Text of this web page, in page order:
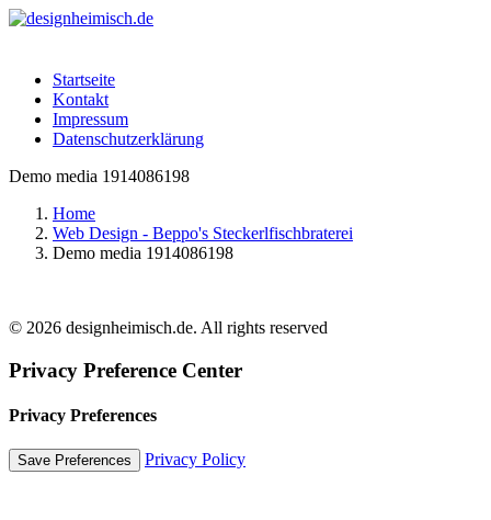
Startseite
Kontakt
Impressum
Datenschutzerklärung
Demo media 1914086198
Home
Web Design - Beppo's Steckerlfischbraterei
Demo media 1914086198
© 2026 designheimisch.de. All rights reserved
Privacy Preference Center
Privacy Preferences
Privacy Policy